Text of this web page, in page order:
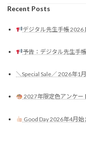
Recent Posts
デジタル先生手帳 2026
予告：デジタル先生手
＼Special Sale／ 2026年1
2027年限定色アンケー
Good Day 2026年4月始